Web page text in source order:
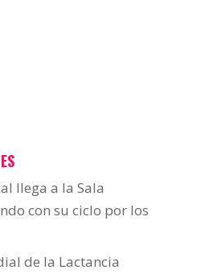
llega a la Sala
con su ciclo por los
de la Lactancia